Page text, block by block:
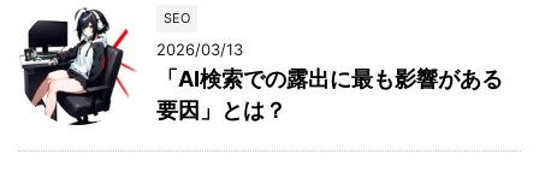
SEO
2026/03/13
「AI検索での露出に最も影響がある
要因」とは？